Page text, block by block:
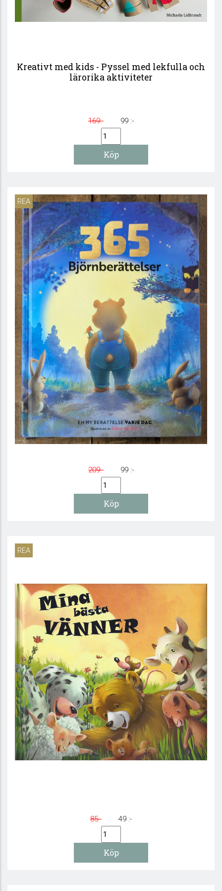
Kreativt med kids - Pyssel med lekfulla och
lärorika aktiviteter
169:- 99 :-
REA
365 Björnberättelser
209:- 99 :-
REA
85:- 49 :-